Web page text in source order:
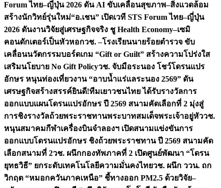
Forum ไทย–ญี่ปุ่น 2026 ดัน AI ขับเคลื่อนสุขภาพ–สิ่งแวดล้อม
สร้างนักวิทย์รุ่นใหม่“อ.เชน” เปิดเวที STS Forum ไทย–ญี่ปุ่น
2026 ดันงานวิจัยสู่เศรษฐกิจจริง ชู Health Economy–เซมิ
คอนดักเตอร์เป็นหัวหอกวช. –โรงเรียนนายร้อยตำรวจ ขับ
เคลื่อนนวัตกรรมบอร์ดเกม “Gift or Guilt” สร้างความโปร่งใส
เสริมนโยบาย No Gift Policyวช. จับมือระนอง โชว์โดรนแปร
อักษร หนุนท่องเที่ยวงาน “อาบน้ำแร่แลระนอง 2569” ดัน
เศรษฐกิจสร้างสรรค์ยินดี!ทีมเยาวชนไทย ได้รับรางวัลการ
ออกแบบแผนโดรนแปรอักษร ปี 2569 สนามคัดเลือกที่ 2 มุ่งสู่
การชิงรางวัลถ้วยพระราชทานพระบาทสมเด็จพระเจ้าอยู่หัววช.
หนุนสมาคมกีฬาเครื่องบินจำลองฯ เปิดสนามแข่งขันการ
ออกแบบโดรนแปรอักษร ชิงถ้วยพระราชทาน ปี 2569 สนามคัด
เลือกสนามที่ 2วช. ผนึกกองทัพภาคที่ 2 เปิดศูนย์พัฒนา “โดรน
ยุทธวิธี” ยกระดับเทคโนโลยีความมั่นคงไทยวช. ผนึก ววน. ถก
วิกฤต “หมอกควันภาคเหนือ” ชี้ทางออก PM2.5 ด้วยวิจัย–